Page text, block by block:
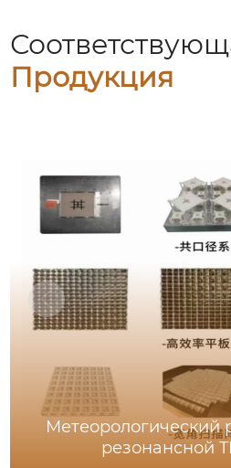
Продукция
Метеорологический
резонансной